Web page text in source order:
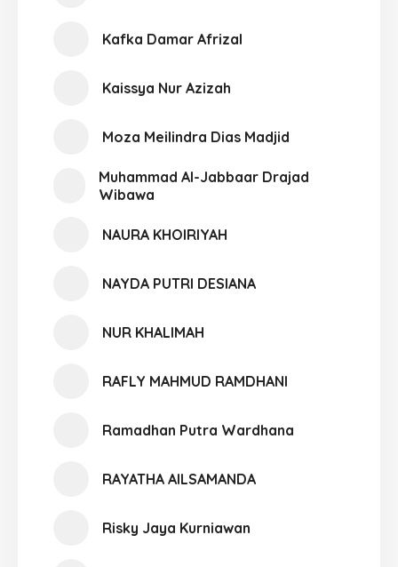
Kafka Damar Afrizal
Kaissya Nur Azizah
Moza Meilindra Dias Madjid
Muhammad Al-Jabbaar Drajad
Wibawa
NAURA KHOIRIYAH
NAYDA PUTRI DESIANA
NUR KHALIMAH
RAFLY MAHMUD RAMDHANI
Ramadhan Putra Wardhana
RAYATHA AILSAMANDA
Risky Jaya Kurniawan